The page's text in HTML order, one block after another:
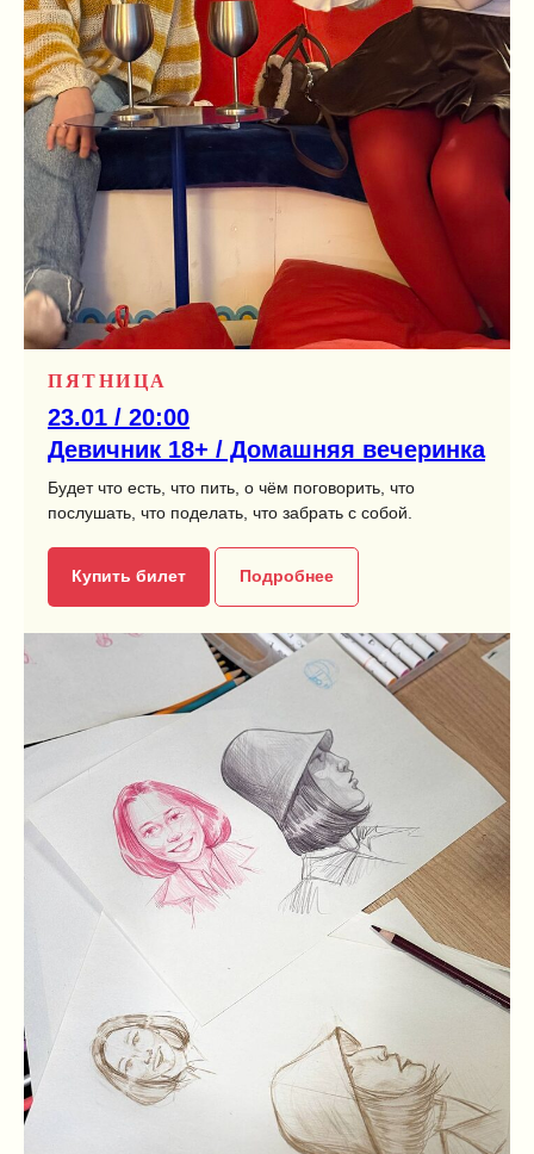
ПЯТНИЦА
23.01 / 20:00
Девичник 18+ / Домашняя вечеринка
Будет что есть, что пить, о чём поговорить, что
послушать, что поделать, что забрать с собой.
Купить билет Подробнее